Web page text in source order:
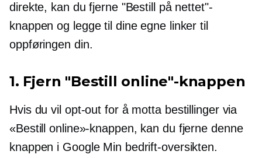
direkte, kan du fjerne "Bestill på nettet"-
knappen og legge til dine egne linker til
oppføringen din.
1. Fjern "Bestill online"-knappen
Hvis du vil opt-out for å motta bestillinger via
«Bestill online»-knappen, kan du fjerne denne
knappen i Google Min bedrift-oversikten.